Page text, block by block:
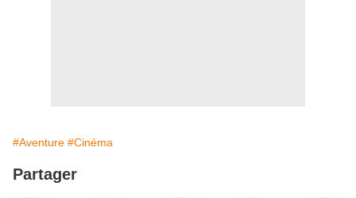
#Aventure #Cinéma
Partager